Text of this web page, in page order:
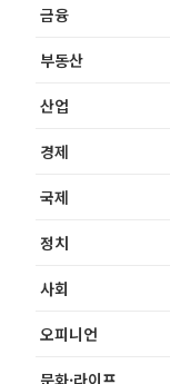
금융
부동산
산업
경제
국제
정치
사회
오피니언
문화·라이프